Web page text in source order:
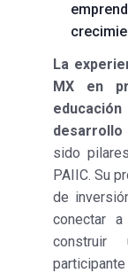
La
MX en
desarrollo
sido
PAIIC. Su
de
conectar
construir